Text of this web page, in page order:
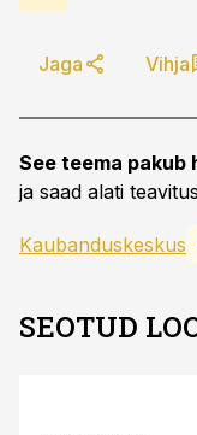
Jaga Vihja
See teema pakub
ja saad alati
Kaubanduskeskus
SEOTUD